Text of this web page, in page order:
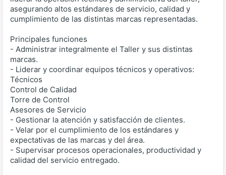
asegurando altos estándares de servicio, calidad y
cumplimiento de las distintas marcas representadas.
Principales funciones
- Administrar integralmente el Taller y sus distintas
marcas.
- Liderar y coordinar equipos técnicos y operativos:
Técnicos
Control de Calidad
Torre de Control
Asesores de Servicio
- Gestionar la atención y satisfacción de clientes.
- Velar por el cumplimiento de los estándares y
expectativas de las marcas y del área.
- Supervisar procesos operacionales, productividad y
calidad del servicio entregado.